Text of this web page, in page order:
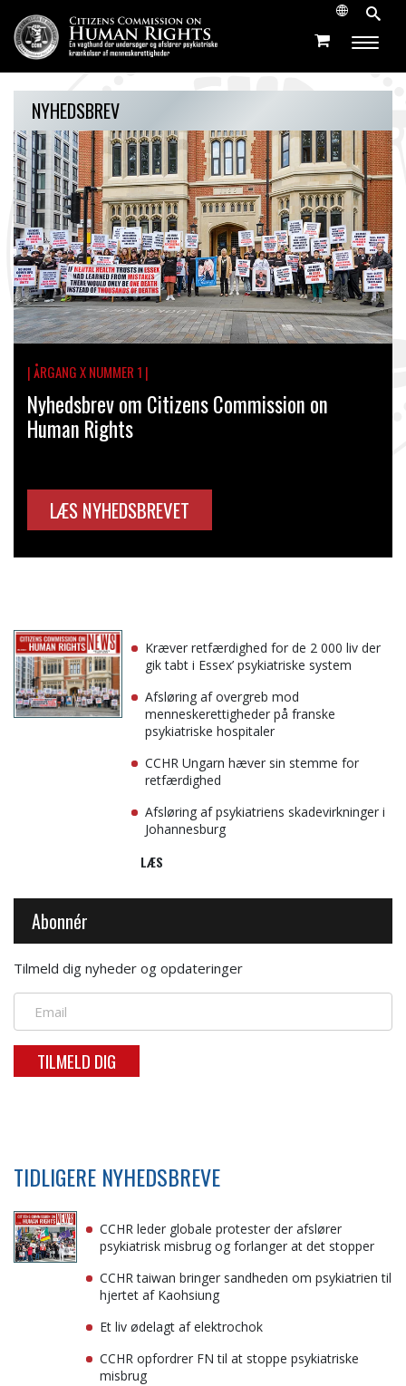
NYHEDSBREV
| ÅRGANG X NUMMER 1 |
Nyhedsbrev om Citizens Commission on
Human Rights
LÆS NYHEDSBREVET
Kræver retfærdighed for de 2 000 liv der
gik tabt i Essex’ psykiatriske system
Afsløring af overgreb mod
menneskerettigheder på franske
psykiatriske hospitaler
CCHR Ungarn hæver sin stemme for
retfærdighed
Afsløring af psykiatriens skadevirkninger i
Johannesburg
LÆS
Abonnér
Tilmeld dig nyheder og opdateringer
TILMELD DIG
TIDLIGERE NYHEDSBREVE
CCHR leder globale protester der afslører
psykiatrisk misbrug og forlanger at det stopper
CCHR taiwan bringer sandheden om psykiatrien til
hjertet af Kaohsiung
Et liv ødelagt af elektrochok
CCHR opfordrer FN til at stoppe psykiatriske
misbrug